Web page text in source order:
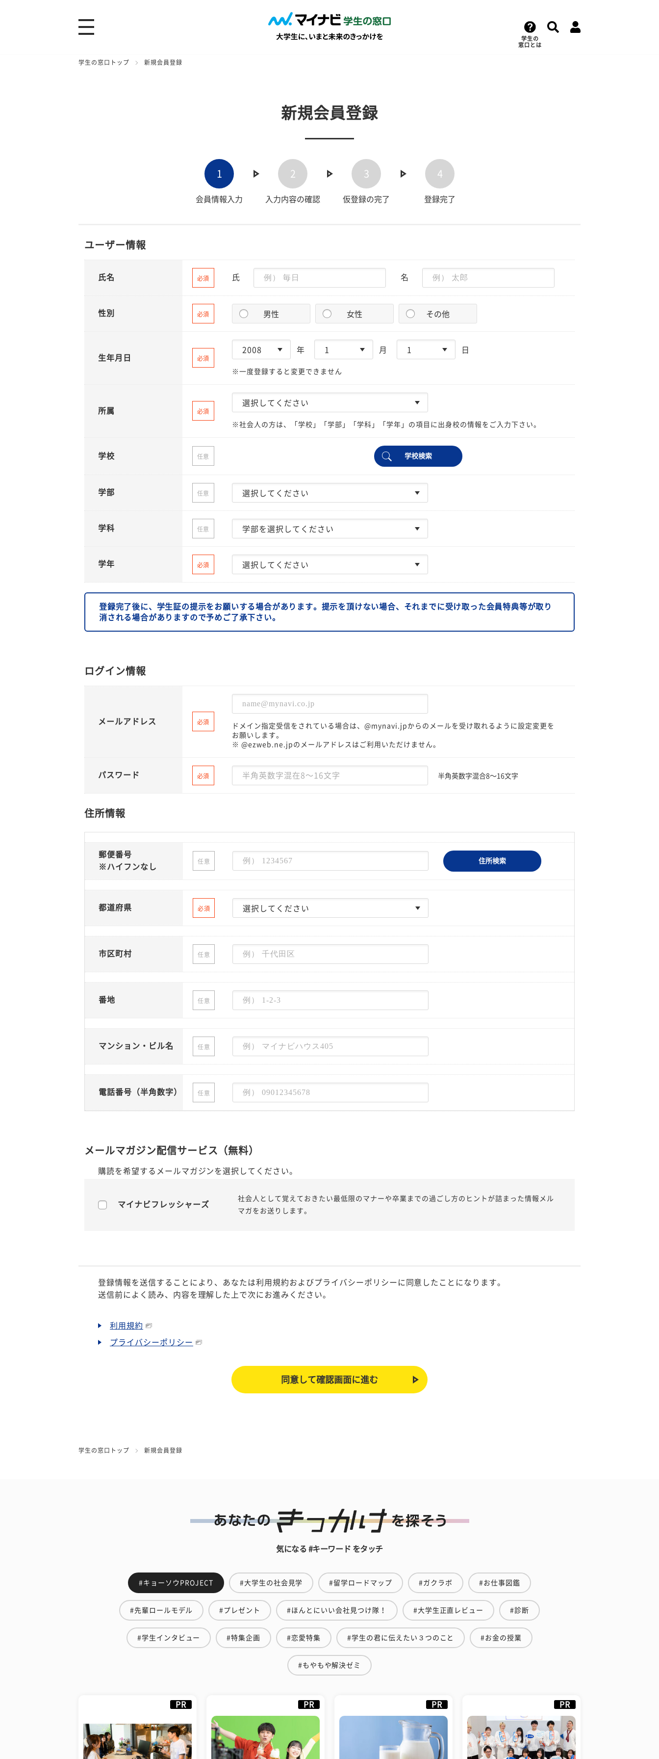
学生の
窓口とは
学生の窓口トップ 新規会員登録
新規会員登録
1
会員情報入力
2
入力内容の確認
3
仮登録の完了
4
登録完了
ユーザー情報
氏名 必須 氏 名
性別 必須 男性 女性 その他
生年月日 必須
年 月 日
※一度登録すると変更できません
所属 必須
※社会人の方は、「学校」「学部」「学科」「学年」の項目に出身校の情報をご入力下さい。
学校 任意 学校検索
学部 任意
学科 任意
学年 必須
登録完了後に、学生証の提示をお願いする場合があります。提示を頂けない場合、それまでに受け取った会員特典等が取り
消される場合がありますので予めご了承下さい。
ログイン情報
メールアドレス 必須
ドメイン指定受信をされている場合は、@mynavi.jpからのメールを受け取れるように設定変更を
お願いします。
※ @ezweb.ne.jpのメールアドレスはご利用いただけません。
パスワード 必須 半角英数字混合8〜16文字
住所情報
郵便番号
※ハイフンなし
任意 住所検索
都道府県 必須
市区町村 任意
番地 任意
マンション・ビル名 任意
電話番号（半角数字） 任意
メールマガジン配信サービス（無料）
購読を希望するメールマガジンを選択してください。
マイナビフレッシャーズ
社会人として覚えておきたい最低限のマナーや卒業までの過ごし方のヒントが詰まった情報メル
マガをお送りします。
登録情報を送信することにより、あなたは利用規約およびプライバシーポリシーに同意したことになります。
送信前によく読み、内容を理解した上で次にお進みください。
利用規約
プライバシーポリシー
学生の窓口トップ 新規会員登録
気になる #キーワード をタッチ
#キョーソウPROJECT #大学生の社会見学 #留学ロードマップ #ガクラボ #お仕事図鑑
#先輩ロールモデル #プレゼント #ほんとにいい会社見つけ隊！ #大学生正直レビュー #診断
#学生インタビュー #特集企画 #恋愛特集 #学生の君に伝えたい３つのこと #お金の授業
#もやもや解決ゼミ
PR PR PR PR